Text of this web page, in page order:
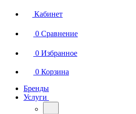
Кабинет
0 Сравнение
0 Избранное
0 Корзина
Бренды
Услуги